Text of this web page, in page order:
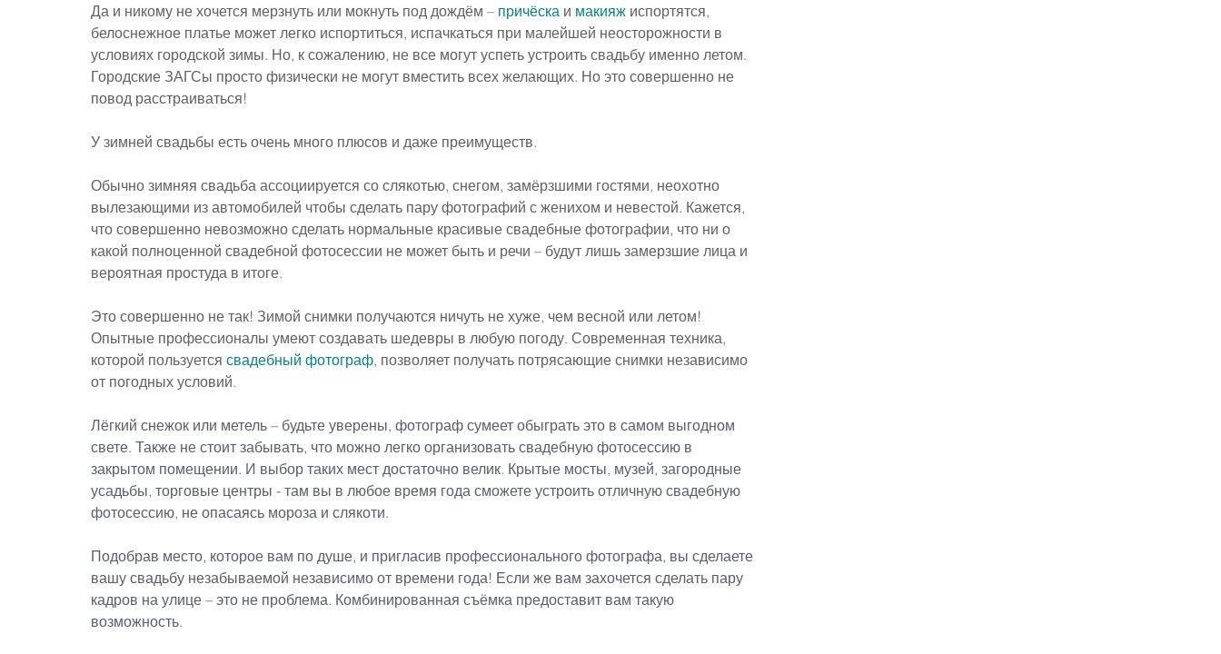
Да и никому не хочется мерзнуть или мокнуть под дождём – причёска и макияж испортятся,
белоснежное платье может легко испортиться, испачкаться при малейшей неосторожности в
условиях городской зимы. Но, к сожалению, не все могут успеть устроить свадьбу именно летом.
Городские ЗАГСы просто физически не могут вместить всех желающих. Но это совершенно не
повод расстраиваться!
У зимней свадьбы есть очень много плюсов и даже преимуществ.
Обычно зимняя свадьба ассоциируется со слякотью, снегом, замёрзшими гостями, неохотно
вылезающими из автомобилей чтобы сделать пару фотографий с женихом и невестой. Кажется,
что совершенно невозможно сделать нормальные красивые свадебные фотографии, что ни о
какой полноценной свадебной фотосессии не может быть и речи – будут лишь замерзшие лица и
вероятная простуда в итоге.
Это совершенно не так! Зимой снимки получаются ничуть не хуже, чем весной или летом!
Опытные профессионалы умеют создавать шедевры в любую погоду. Современная техника,
которой пользуется свадебный фотограф, позволяет получать потрясающие снимки независимо
от погодных условий.
Лёгкий снежок или метель – будьте уверены, фотограф сумеет обыграть это в самом выгодном
свете. Также не стоит забывать, что можно легко организовать свадебную фотосессию в
закрытом помещении. И выбор таких мест достаточно велик. Крытые мосты, музей, загородные
усадьбы, торговые центры - там вы в любое время года сможете устроить отличную свадебную
фотосессию, не опасаясь мороза и слякоти.
Подобрав место, которое вам по душе, и пригласив профессионального фотографа, вы сделаете
вашу свадьбу незабываемой независимо от времени года! Если же вам захочется сделать пару
кадров на улице – это не проблема. Комбинированная съёмка предоставит вам такую
возможность.